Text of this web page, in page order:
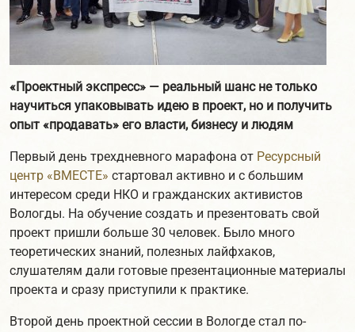
«Проектный экспресс» — реальный шанс не только
научиться упаковывать идею в проект, но и получить
опыт «продавать» его власти, бизнесу и людям
Первый день трехдневного марафона от Ресурсный
центр «ВМЕСТЕ» стартовал активно и с большим
интересом среди НКО и гражданских активистов
Вологды. На обучение создать и презентовать свой
проект пришли больше 30 человек. Было много
теоретических знаний, полезных лайфхаков,
слушателям дали готовые презентационные материалы
проекта и сразу приступили к практике.
Второй день проектной сессии в Вологде стал по-